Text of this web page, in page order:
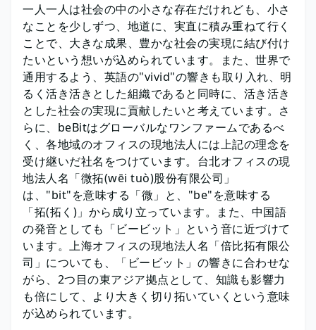
一人一人は社会の中の小さな存在だけれども、小さ
なことを少しずつ、地道に、実直に積み重ねて行く
ことで、大きな成果、豊かな社会の実現に結び付け
たいという想いが込められています。また、世界で
通用するよう、英語の"vivid"の響きも取り入れ、明
るく活き活きとした組織であると同時に、活き活き
とした社会の実現に貢献したいと考えています。さ
らに、beBitはグローバルなワンファームであるべ
く、各地域のオフィスの現地法人には上記の理念を
受け継いだ社名をつけています。台北オフィスの現
地法人名「微拓(wēi tuò)股份有限公司」
は、"bit"を意味する「微」と、"be"を意味する
「拓(拓く)」から成り立っています。また、中国語
の発音としても「ビービット」という音に近づけて
います。上海オフィスの現地法人名「倍比拓有限公
司」についても、「ビービット」の響きに合わせな
がら、2つ目の東アジア拠点として、知識も影響力
も倍にして、より大きく切り拓いていくという意味
が込められています。